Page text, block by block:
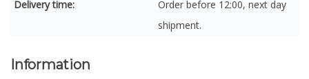
Delivery time:
Order before 12:00, next day
shipment.
Information